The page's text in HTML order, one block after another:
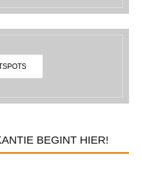
BEGINT HIER!